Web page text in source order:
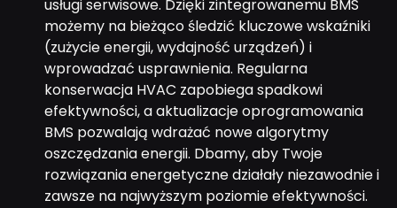
usługi serwisowe. Dzięki zintegrowanemu BMS
możemy na bieżąco śledzić kluczowe wskaźniki
(zużycie energii, wydajność urządzeń) i
wprowadzać usprawnienia. Regularna
konserwacja HVAC zapobiega spadkowi
efektywności, a aktualizacje oprogramowania
BMS pozwalają wdrażać nowe algorytmy
oszczędzania energii. Dbamy, aby Twoje
rozwiązania energetyczne działały niezawodnie i
zawsze na najwyższym poziomie efektywności.